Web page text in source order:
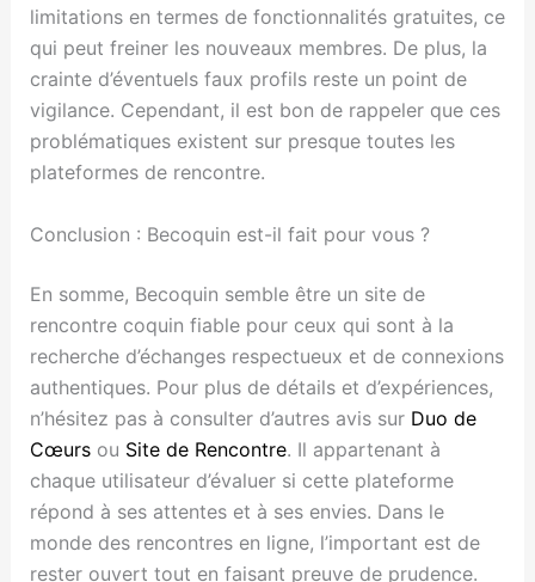
limitations en termes de fonctionnalités gratuites, ce
qui peut freiner les nouveaux membres. De plus, la
crainte d’éventuels faux profils reste un point de
vigilance. Cependant, il est bon de rappeler que ces
problématiques existent sur presque toutes les
plateformes de rencontre.
Conclusion : Becoquin est-il fait pour vous ?
En somme, Becoquin semble être un site de
rencontre coquin fiable pour ceux qui sont à la
recherche d’échanges respectueux et de connexions
authentiques. Pour plus de détails et d’expériences,
n’hésitez pas à consulter d’autres avis sur Duo de
Cœursou Site de Rencontre. Il appartenant à
chaque utilisateur d’évaluer si cette plateforme
répond à ses attentes et à ses envies. Dans le
monde des rencontres en ligne, l’important est de
rester ouvert tout en faisant preuve de prudence.